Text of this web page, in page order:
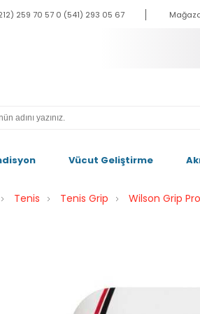
259 70 57 0 (541) 293 05 67
Vücut Geliştirme
Tenis Tenis Grip Wilson Grip